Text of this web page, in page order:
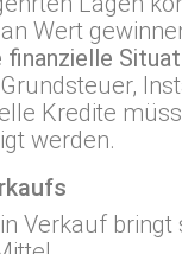
Wert
finanzielle
Kredite
werden.
Verkauf bringt